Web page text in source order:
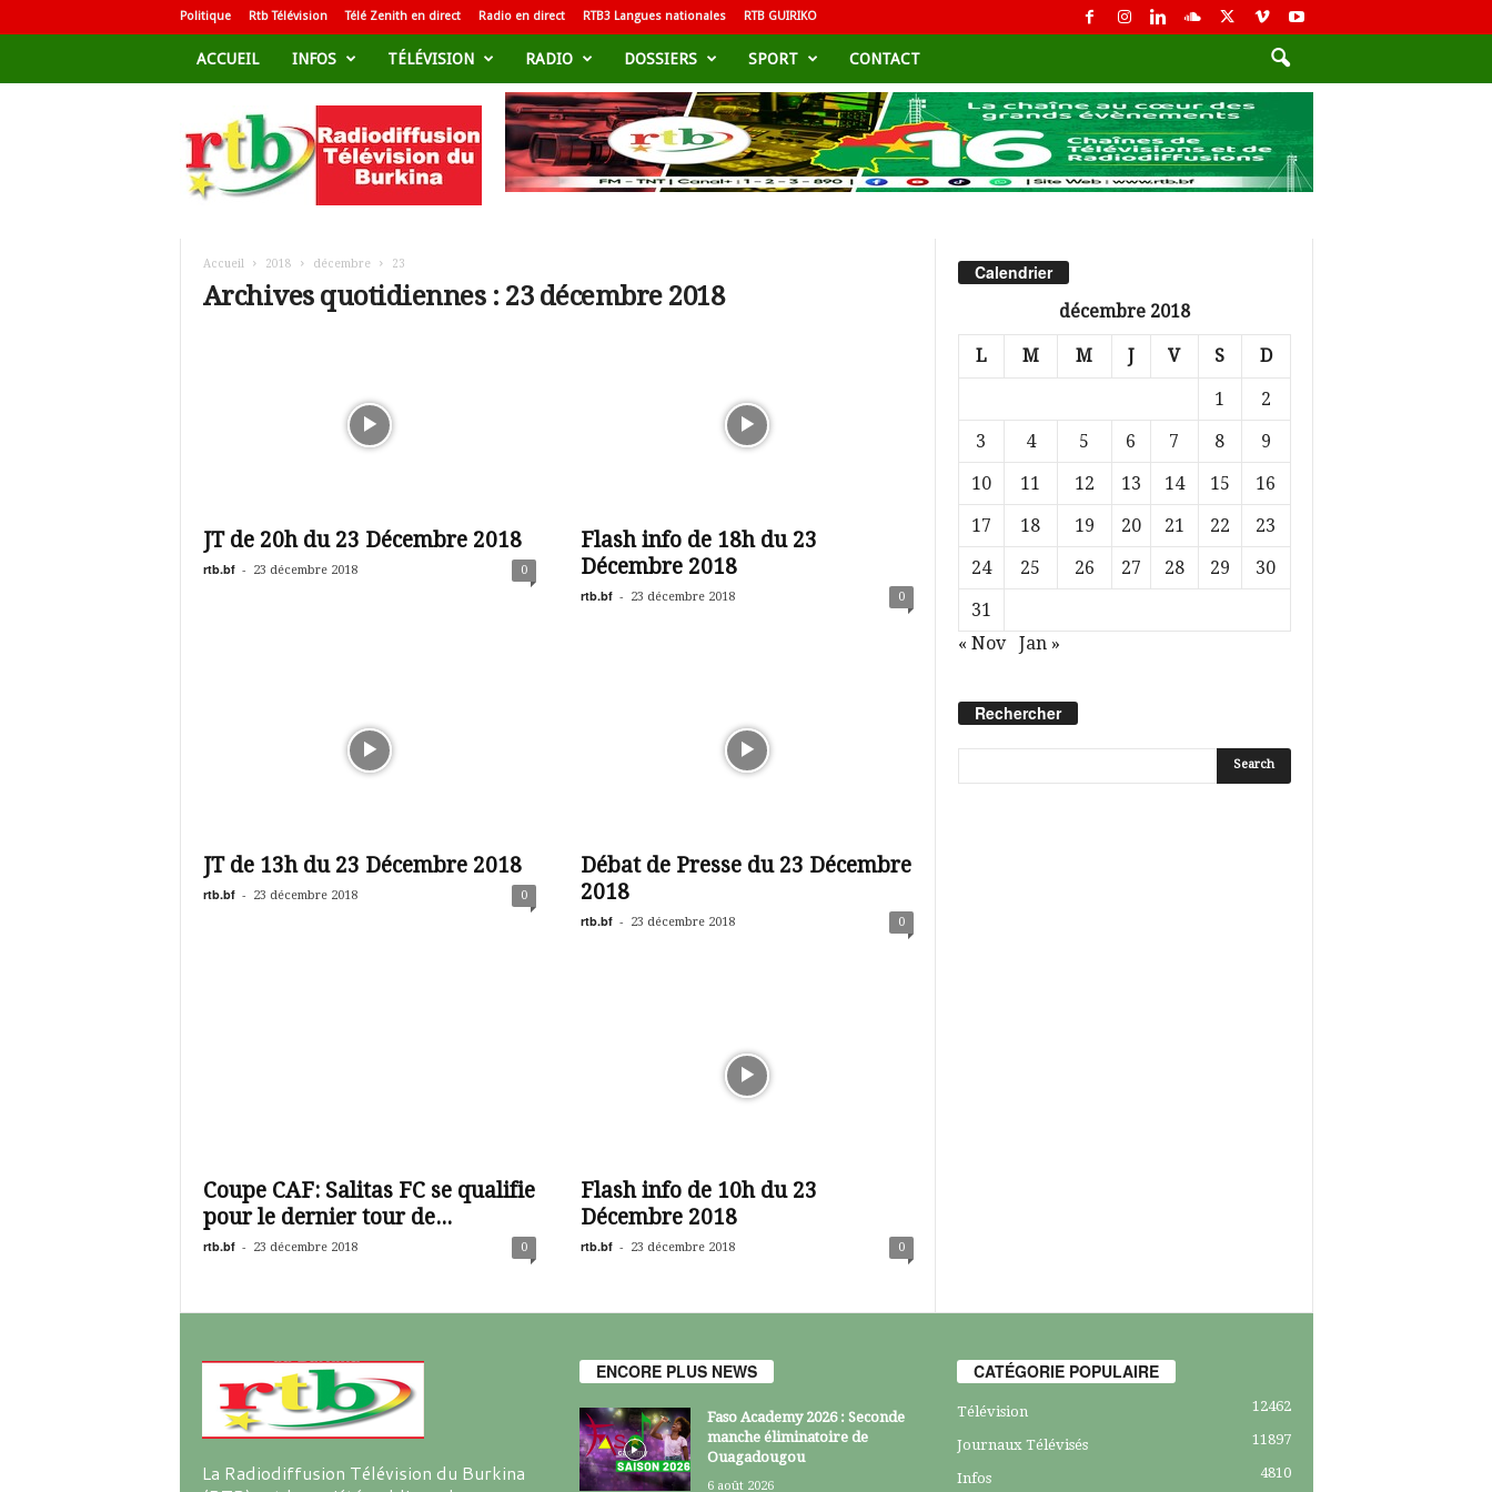
Politique Rtb Télévision Télé Zenith en direct Radio en direct RTB3 Langues nationales RTB GUIRIKO
ACCUEIL INFOS TÉLÉVISION RADIO DOSSIERS SPORT CONTACT
d
i
Accueil 2018 décembre 23
Archives quotidiennes : 23 décembre 2018
JT de 20h du 23 Décembre 2018
rtb.bf - 23 décembre 2018 0
Flash info de 18h du 23
Décembre 2018
rtb.bf - 23 décembre 2018 0
JT de 13h du 23 Décembre 2018
rtb.bf - 23 décembre 2018 0
Débat de Presse du 23 Décembre
2018
rtb.bf - 23 décembre 2018 0
Coupe CAF: Salitas FC se qualifie
pour le dernier tour de...
rtb.bf - 23 décembre 2018 0
Flash info de 10h du 23
Décembre 2018
rtb.bf - 23 décembre 2018 0
Calendrier
décembre 2018
L M M J V S D
1
2
3
4 5 6 7 8
9
10
11 12 13 14 15
16
17
18 19 20 21 22
23
24
25 26 27 28 29
30
31
« Nov
Jan »
Rechercher
La Radiodiffusion Télévision du Burkina
ENCORE PLUS NEWS
Faso Academy 2026 : Seconde
manche éliminatoire de
Ouagadougou
6 août 2026
CATÉGORIE POPULAIRE
Télévision 12462
Journaux Télévisés 11897
Infos 4810